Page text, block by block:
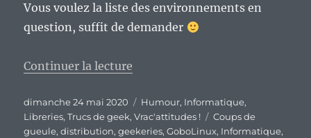
Vous voulez la liste des environnements en
question, suffit de demander
Continuer la lecture
Publié
le
dimanche 24 mai 2020 Catégories
Humour, Informatique,
Libreries,Trucs de geek,Vrac'attitudes ! Étiquettes
Coups de
gueule,distribution,geekeries,GoboLinux, Informatique,